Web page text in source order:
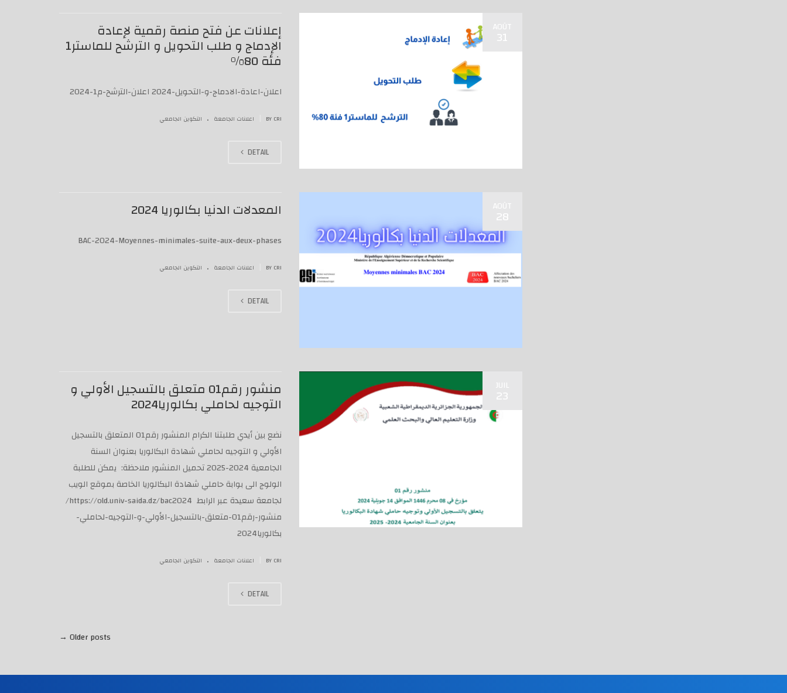
AOÛT
31 إعلانات عن فتح منصة رقمية لإعادة
الإدماج و طلب التحويل و الترشح للماستر1
فئة 80%
اعلان-اعادة-الادماج-و-التحويل-2024 اعلان-الترشح-م1-2024
BY CRI اعلانات الجامعة . التكوين الجامعي
DETAIL
AOÛT
28 المعدلات الدنيا بكالوريا 2024
BAC-2024-Moyennes-minimales-suite-aux-deux-phases
BY CRI اعلانات الجامعة . التكوين الجامعي
DETAIL
JUIL
23 منشور رقم01 متعلق بالتسجيل اﻷولي و
التوجيه لحاملي بكالوريا2024
نضع بين أيدي طلبتنا الكرام المنشور رقم01 المتعلق بالتسجيل
اﻷولي و التوجيه لحاملي شهادة البكالوريا بعنوان السنة
الجامعية 2024-2025 تحميل المنشور ملاحظة: يمكن للطلبة
الولوج الى بوابة حاملي شهادة البكالوريا الخاصة بموقع الويب
لجامعة سعيدة عبر الرابط https://old.univ-saida.dz/bac2024/
منشور-رقم01-متعلق-بالتسجيل-اﻷولي-و-التوجيه-لحاملي-
بكالوريا2024
BY CRI اعلانات الجامعة . التكوين الجامعي
DETAIL
Older posts
→